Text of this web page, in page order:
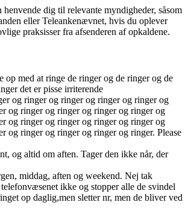
dig til relevante myndigheder, såsom
eller Teleankenævnet, hvis du oplever
praksisser fra afsenderen af opkaldene.
op med at ringe de ringer og de ringer og de
det er pisse irriterende
og ringer og ringer og ringer og ringer og
og ringer og ringer og ringer og ringer og
og ringer og ringer og ringer og ringer og
og ringer og ringer og ringer og ringer. Please
og altid om aften. Tager den ikke når, der
middag, aften og weekend. Nej tak
ikke og stopper alle de svindel
op daglig,men sletter nr, men de bliver ved